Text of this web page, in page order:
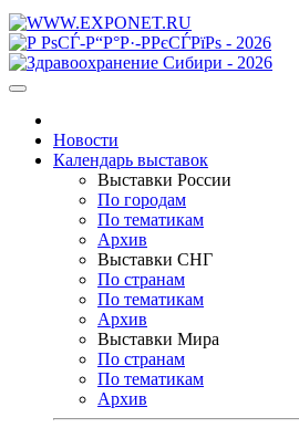
Новости
Календарь выставок
Выставки России
По городам
По тематикам
Архив
Выставки СНГ
По странам
По тематикам
Архив
Выставки Мира
По странам
По тематикам
Архив